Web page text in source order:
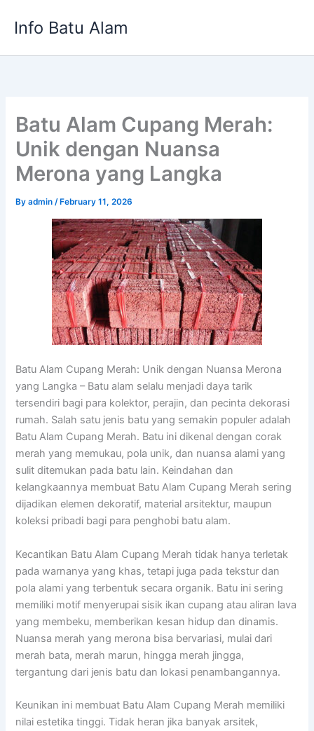
Info Batu Alam
Batu Alam Cupang Merah:
Unik dengan Nuansa
Merona yang Langka
Byadmin/ February 11, 2026
Batu Alam Cupang Merah: Unik dengan Nuansa Merona
yang Langka – Batu alam selalu menjadi daya tarik
tersendiri bagi para kolektor, perajin, dan pecinta dekorasi
rumah. Salah satu jenis batu yang semakin populer adalah
Batu Alam Cupang Merah. Batu ini dikenal dengan corak
merah yang memukau, pola unik, dan nuansa alami yang
sulit ditemukan pada batu lain. Keindahan dan
kelangkaannya membuat Batu Alam Cupang Merah sering
dijadikan elemen dekoratif, material arsitektur, maupun
koleksi pribadi bagi para penghobi batu alam.
Kecantikan Batu Alam Cupang Merah tidak hanya terletak
pada warnanya yang khas, tetapi juga pada tekstur dan
pola alami yang terbentuk secara organik. Batu ini sering
memiliki motif menyerupai sisik ikan cupang atau aliran lava
yang membeku, memberikan kesan hidup dan dinamis.
Nuansa merah yang merona bisa bervariasi, mulai dari
merah bata, merah marun, hingga merah jingga,
tergantung dari jenis batu dan lokasi penambangannya.
Keunikan ini membuat Batu Alam Cupang Merah memiliki
nilai estetika tinggi. Tidak heran jika banyak arsitek,